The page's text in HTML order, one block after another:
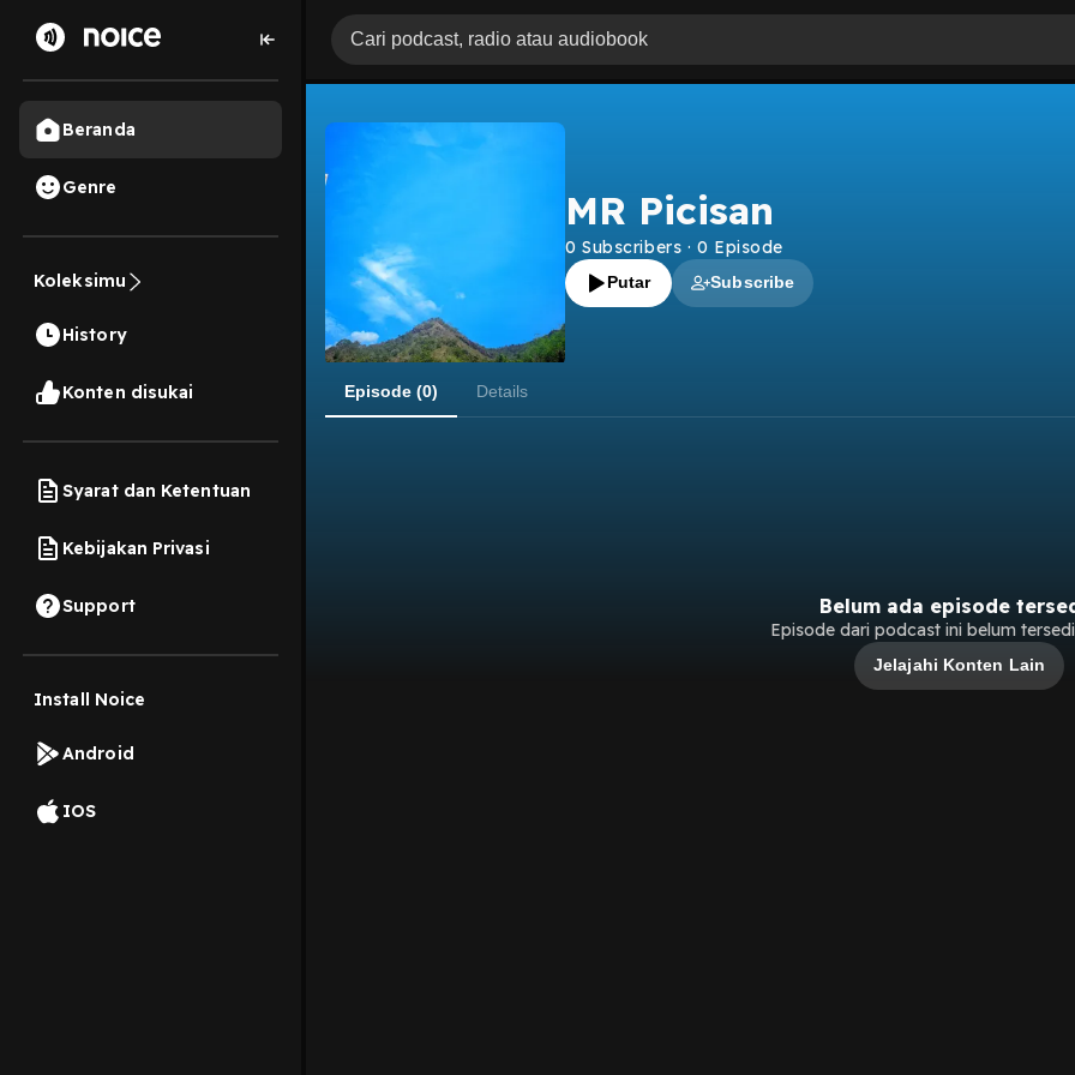
Beranda
Genre
Koleksimu
History
Konten disukai
Syarat dan Ketentuan
Kebijakan Privasi
Support
Install Noice
Android
IOS
MR Picisan
0 Subscribers · 0 Episode
Putar Subscribe
Episode (0) Details
Belum ada episode
Episode dari podcast ini belum
Jelajahi Konten Lain